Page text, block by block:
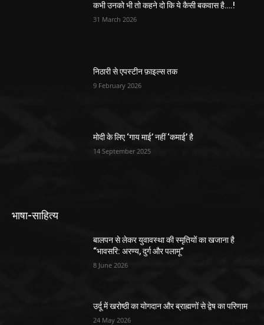
कभी उनको भी तो कहने दो कि ये कैसी बकवास है….!
31 March 2026
निठारी से एपस्टीन फ़ाइल्स तक
9 February 2026
मोदी के लिए ‘गाय माई’ नहीं ‘कमाई’ है
14 September 2025
भाषा-साहित्य
बालपन से लेकर युवावस्था की स्मृतियों का खजाना है
“भावसरि: अरण्य, दुर्ग और पलामू”
8 June 2026
उर्दू में खरोष्ठी का योगदान और ब्राह्मणों से द्वेष का परिणाम
24 May 2026